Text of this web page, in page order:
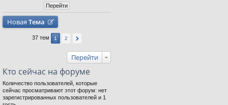
Новая Тема
37 тем 1 2
Перейти
Кто сейчас на форуме
Количество пользователей, которые
сейчас просматривают этот форум: нет
зарегистрированных пользователей и 1